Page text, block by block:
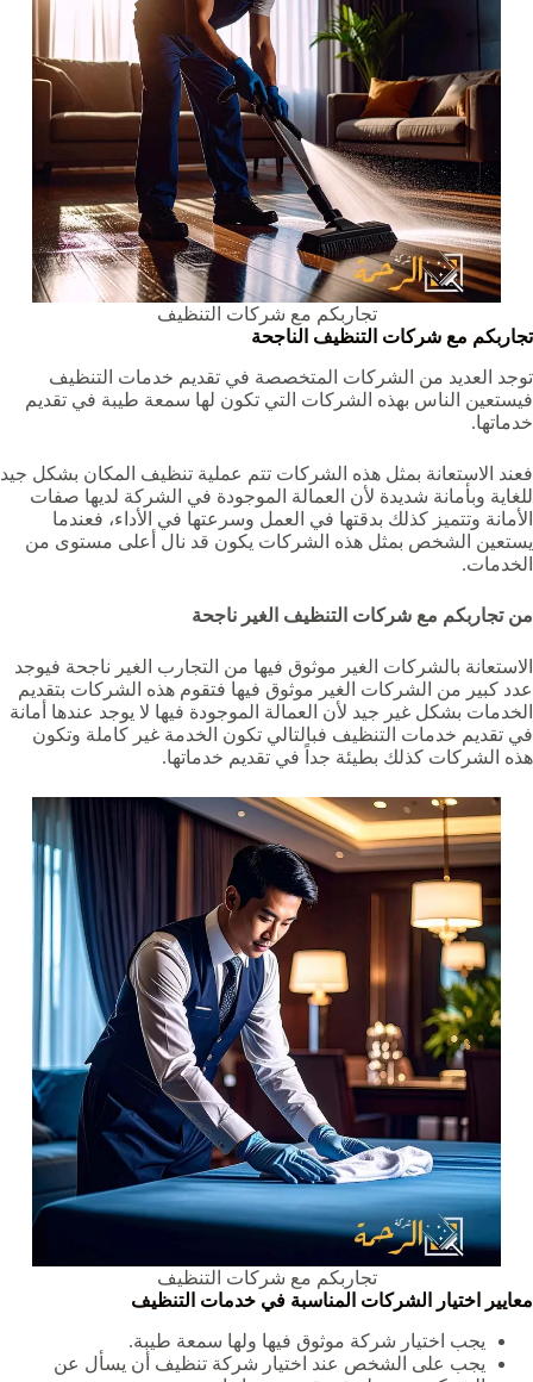
تجاربكم مع شركات التنظيف
تجاربكم مع شركات التنظيف الناجحة
توجد العديد من الشركات المتخصصة في تقديم خدمات التنظيف
فيستعين الناس بهذه الشركات التي تكون لها سمعة طيبة في تقديم
خدماتها.
فعند الاستعانة بمثل هذه الشركات تتم عملية تنظيف المكان بشكل جيد
للغاية وبأمانة شديدة لأن العمالة الموجودة في الشركة لديها صفات
الأمانة وتتميز كذلك بدقتها في العمل وسرعتها في الأداء، فعندما
يستعين الشخص بمثل هذه الشركات يكون قد نال أعلى مستوى من
الخدمات.
من تجاربكم مع شركات التنظيف الغير ناجحة
الاستعانة بالشركات الغير موثوق فيها من التجارب الغير ناجحة فيوجد
عدد كبير من الشركات الغير موثوق فيها فتقوم هذه الشركات بتقديم
الخدمات بشكل غير جيد لأن العمالة الموجودة فيها لا يوجد عندها أمانة
في تقديم خدمات التنظيف فبالتالي تكون الخدمة غير كاملة وتكون
هذه الشركات كذلك بطيئة جداً في تقديم خدماتها.
تجاربكم مع شركات التنظيف
معايير اختيار الشركات المناسبة في خدمات التنظيف
يجب اختيار شركة موثوق فيها ولها سمعة طيبة.
يجب على الشخص عند اختيار شركة تنظيف أن يسأل عن